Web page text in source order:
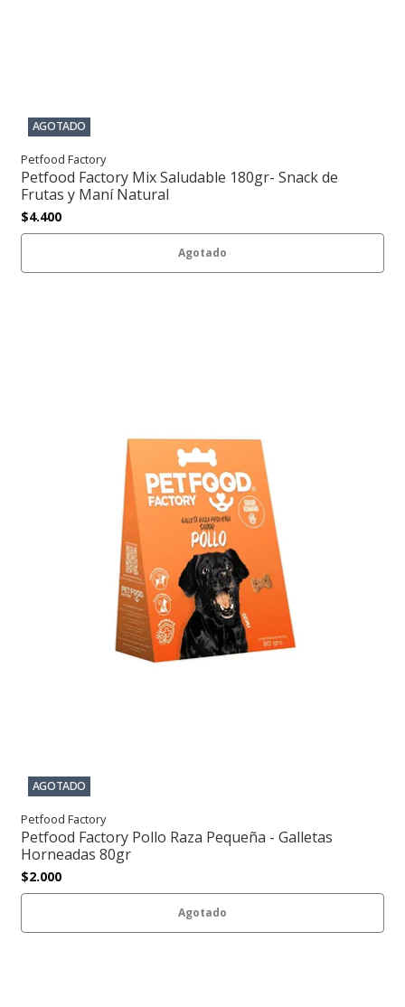
AGOTADO
Petfood Factory
Petfood Factory Mix Saludable 180gr- Snack de
Frutas y Maní Natural
$4.400
Agotado
AGOTADO
Petfood Factory
Petfood Factory Pollo Raza Pequeña - Galletas
Horneadas 80gr
$2.000
Agotado